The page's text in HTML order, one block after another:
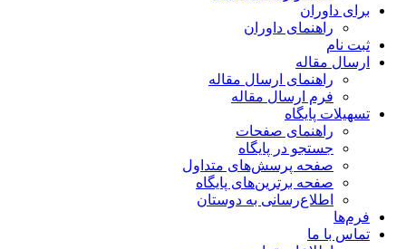
برای داوران
راهنمای داوران
ثبت نام
ارسال مقاله
راهنمای ارسال مقاله
فرم ارسال مقاله
تسهیلات پایگاه
راهنمای صفحات
جستجو در پایگاه
صفحه پرسش‌های متداول
صفحه برترین‌های پایگاه
اطلاع‌رسانی به دوستان
فرم‌ها
تماس با ما